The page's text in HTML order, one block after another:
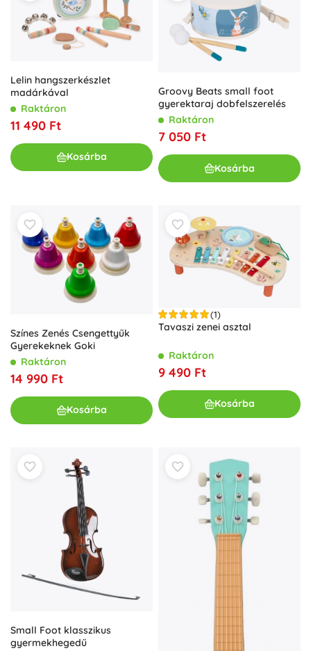
Lelin hangszerkészlet
madárkával
Raktáron
11 490 Ft
Kosárba
Groovy Beats small foot
gyerektaraj dobfelszerelés
Raktáron
7 050 Ft
Kosárba
Színes Zenés Csengettyűk
Gyerekeknek Goki
Raktáron
14 990 Ft
Kosárba
(1)
Tavaszi zenei asztal
Raktáron
9 490 Ft
Kosárba
Small Foot klasszikus
gyermekhegedű